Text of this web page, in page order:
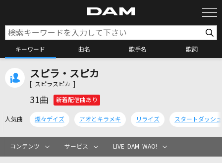
キーワード 曲名 歌手名 歌詞
カラオケ検索
カラオケリクエスト
スピラ・スピカ
[ スピラスピカ ]
31曲 新着配信曲あり
人気曲 燦々デイズ アオとキラメキ リライズ スタートダッシュ
コンテンツ サービス LIVE DAM WAO!